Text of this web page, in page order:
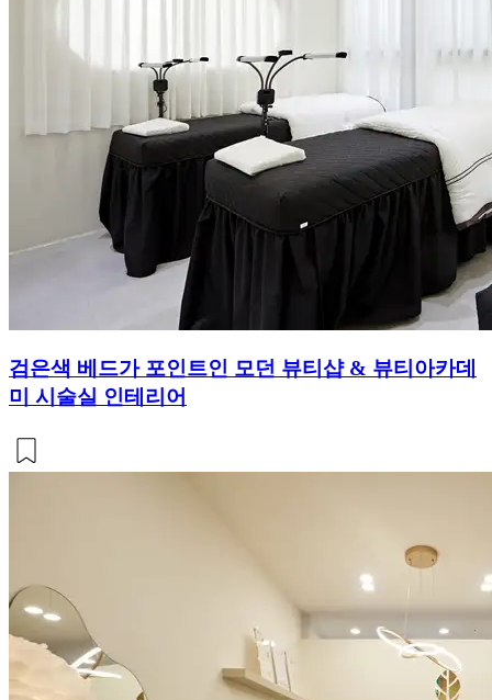
검은색 베드가 포인트인 모던 뷰티샵 & 뷰티아카데
미 시술실 인테리어